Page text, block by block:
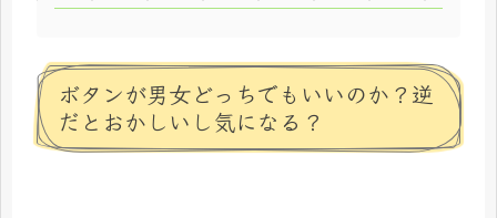
ボタンが男女どっちでもいいのか？逆
だとおかしいし気になる？